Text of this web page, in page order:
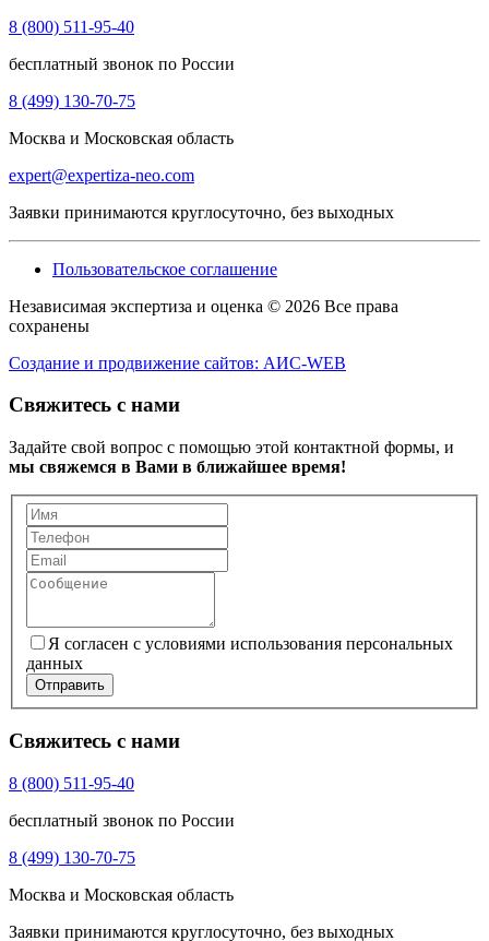
8 (800) 511-95-40
бесплатный звонок по России
8 (499) 130-70-75
Москва и Московская область
expert@expertiza-neo.com
Заявки принимаются круглосуточно, без выходных
Пользовательское соглашение
Независимая экспертиза и оценка © 2026 Все права
сохранены
Создание и продвижение сайтов: АИС-WEB
Свяжитесь с нами
Задайте свой вопрос с помощью этой контактной формы, и
мы свяжемся в Вами в ближайшее время!
Я согласен с условиями использования персональных
данных
Отправить
Свяжитесь с нами
8 (800) 511-95-40
бесплатный звонок по России
8 (499) 130-70-75
Москва и Московская область
Заявки принимаются круглосуточно, без выходных